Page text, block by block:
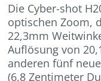
Die Cyber-shot
optischen Zoom,
22,3mm
Auflösung von
anderen fünf
(6,8 Zentimeter